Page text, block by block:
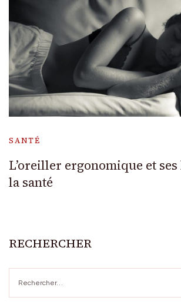
SANTÉ
L’oreiller ergonomique et
la santé
RECHERCHER